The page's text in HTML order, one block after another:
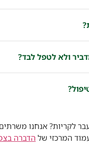
ולא לטפל לבד?
לקריות? אנחנו
המרכזי של הדברה